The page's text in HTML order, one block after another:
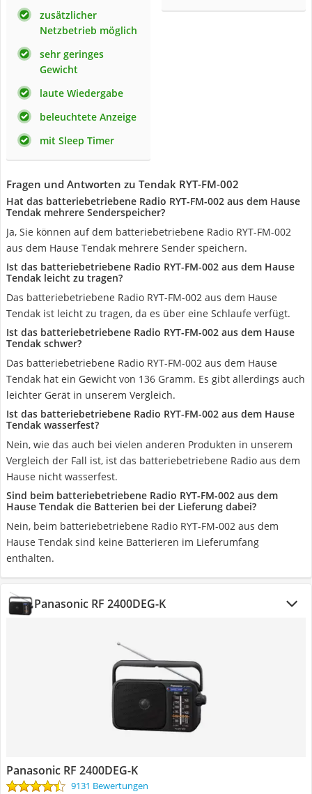
zusätzlicher
Netzbetrieb möglich
sehr geringes
Gewicht
laute Wiedergabe
beleuchtete Anzeige
mit Sleep Timer
Fragen und Antworten zu Tendak RYT-FM-002
Hat das batteriebetriebene Radio RYT-FM-002 aus dem Hause
Tendak mehrere Senderspeicher?
Ja, Sie können auf dem batteriebetriebene Radio RYT-FM-002
aus dem Hause Tendak mehrere Sender speichern.
Ist das batteriebetriebene Radio RYT-FM-002 aus dem Hause
Tendak leicht zu tragen?
Das batteriebetriebene Radio RYT-FM-002 aus dem Hause
Tendak ist leicht zu tragen, da es über eine Schlaufe verfügt.
Ist das batteriebetriebene Radio RYT-FM-002 aus dem Hause
Tendak schwer?
Das batteriebetriebene Radio RYT-FM-002 aus dem Hause
Tendak hat ein Gewicht von 136 Gramm. Es gibt allerdings auch
leichter Gerät in unserem Vergleich.
Ist das batteriebetriebene Radio RYT-FM-002 aus dem Hause
Tendak wasserfest?
Nein, wie das auch bei vielen anderen Produkten in unserem
Vergleich der Fall ist, ist das batteriebetriebene Radio aus dem
Hause nicht wasserfest.
Sind beim batteriebetriebene Radio RYT-FM-002 aus dem
Hause Tendak die Batterien bei der Lieferung dabei?
Nein, beim batteriebetriebene Radio RYT-FM-002 aus dem
Hause Tendak sind keine Batterieren im Lieferumfang
enthalten.
Panasonic RF 2400DEG-K
Panasonic RF 2400DEG-K
9131 Bewertungen